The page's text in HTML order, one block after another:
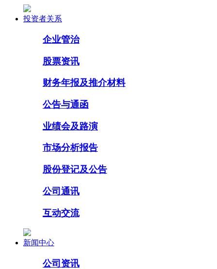
投资者关系
企业管治
股票资讯
财务年报及推介材料
公告与通函
业绩会及路演
市场分析报告
股份登记及公告
公司通讯
互动交流
新闻中心
公司资讯